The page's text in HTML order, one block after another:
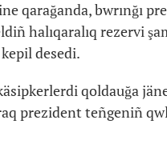
qarağanda, bwrınğı
halıqaralıq rezervi
desedi.
qoldauğa
prezident teñgeniñ